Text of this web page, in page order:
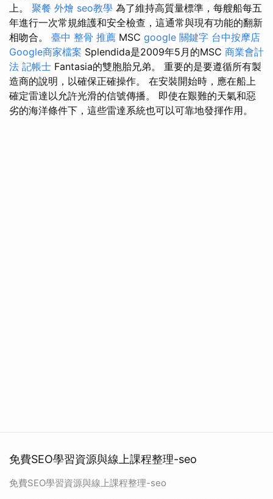
上。 聚餐 外燴 seo教學 為了維持高質量標準，每艘船每五
年進行一次常規維護和安全檢查，這通常與現有功能的翻新
相吻合。 臺中 整骨 推薦 MSC google 關鍵字 台中按摩店
Google商家檔案 Splendida是2009年5月的MSC 商業會計
法 記帳士 Fantasia的雙胞胎兄弟。 重要的是要遵循所有製
造商的說明，以確保正確操作。 在安裝開始時，應在船上
確定雷達以允許光滑的信號傳播。 即使在艱難的天氣和惡
劣的海洋條件下，這些雷達系統也可以可靠地發揮作用。
免費SEO學習資源與線上課程整理-seo
免費SEO學習資源與線上課程整理-seo